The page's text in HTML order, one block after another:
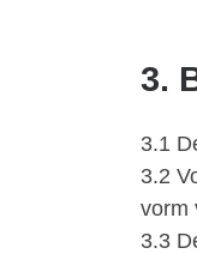
3.
3.1
3.2
vorm
3.3